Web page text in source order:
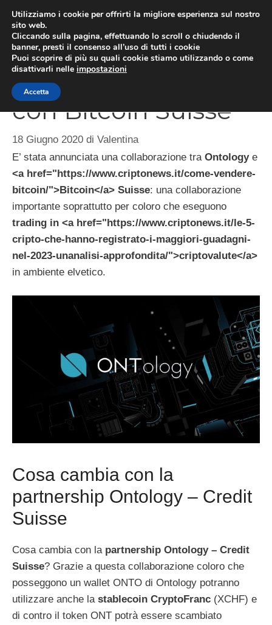
contenuto
Ontology collabora
con Bitcoin Suisse
18 Giugno 2020 di Valentina
E’ stata annunciata una collaborazione tra Ontologye
<a href="https://www.criptonews.it/come-vendere-
bitcoin/">Bitcoin</a> Suisse: una collaborazione
importante soprattutto per coloro che eseguono
trading in <a href="https://www.criptonews.it/le-5-
cripto-che-hanno-registrato-i-maggiori-guadagni-
nel-2023-unanalisi-approfondita/">criptovalute</a>
in ambiente elvetico.
Cosa cambia con la
partnership Ontology – Credit
Suisse
Cosa cambia con la partnership Ontology – Credit
Suisse? Grazie a questa collaborazione coloro che
posseggono un wallet ONTO di Ontology potranno
utilizzare anche lastablecoin CryptoFranc (XCHF) e
di contro il token ONT potrà essere scambiato
Utilizziamo i cookie per offrirti la migliore esperienza sul nostro
sito web.
Cliccando sulla pagina, effettuando lo scroll o chiudendo il
banner, presti il consenso all’uso di tutti i cookie
Puoi scoprire di più su quali cookie stiamo utilizzando o come
disattivarli nelle impostazioni
Accetta